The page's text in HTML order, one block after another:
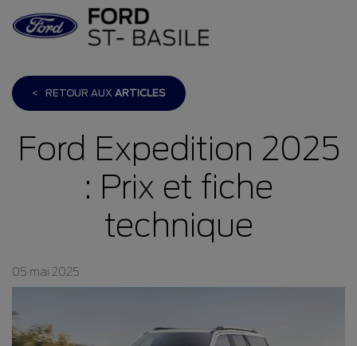
< RETOUR AUX ARTICLES
Ford Expedition 2025
: Prix et fiche
technique
05 mai 2025